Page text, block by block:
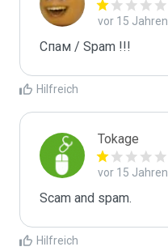
vor 15 Jahren
Спам / Spam !!!
Hilfreich
Tokage
vor 15 Jahren
Scam and spam.
Hilfreich